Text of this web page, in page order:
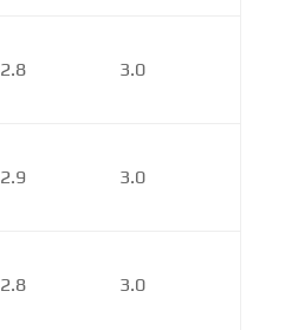
2.8 3.0
2.9 3.0
2.8 3.0